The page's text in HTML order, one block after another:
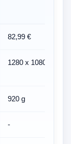
82,99 €
1280 x 1080
920 g
-